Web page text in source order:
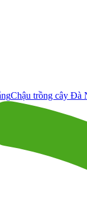
Chậu trồng cây Đà